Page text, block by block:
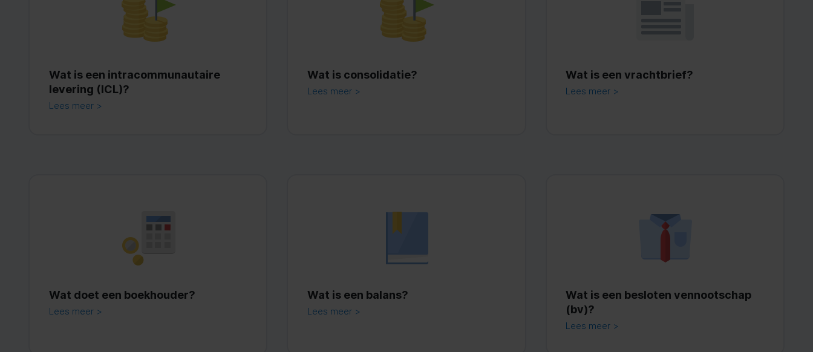
Wat is een intracommunautaire
levering (ICL)?
Lees meer >
Wat is consolidatie?
Lees meer >
Wat is een vrachtbrief?
Lees meer >
Wat doet een boekhouder?
Lees meer >
Wat is een balans?
Lees meer >
Wat is een besloten vennootschap
(bv)?
Lees meer >